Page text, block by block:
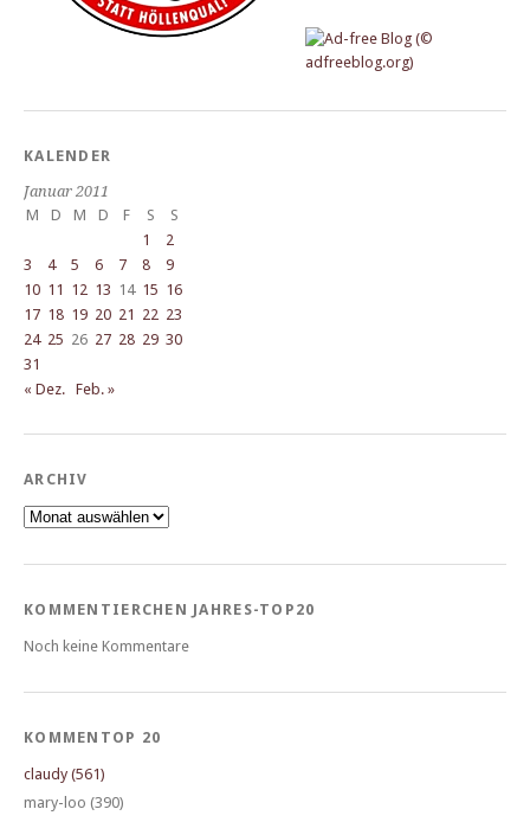
KALENDER
Januar 2011
M
D M D F S
S
1
2
3
4 5 6 7 8
9
10 11 12 13 14 15 16
17 18 19 20 21 22 23
24 25 26 27 28 29 30
31
« Dez. Feb. »
ARCHIV
Archiv
KOMMENTIERCHEN JAHRES-TOP20
Noch keine Kommentare
KOMMENTOP 20
claudy (561)
mary-loo (390)